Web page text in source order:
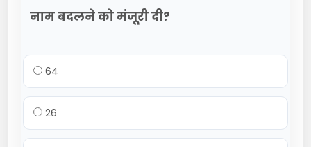
नाम बदलने को मंजूरी दी?
64
26